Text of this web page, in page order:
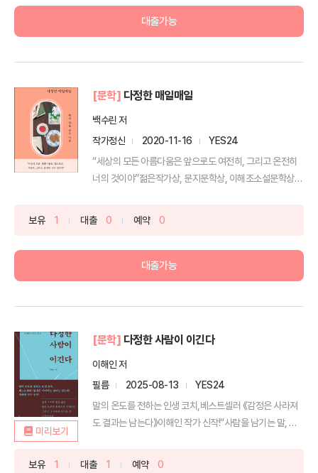
대출가능
[문학] 다정한 매일매일
백수린 저
작가정신
2020-11-16
YES24
“세상의 모든 아름다움은 앞으로도 여전히, 그리고 온전히
너의 것이야”젊은작가상, 문지문학상, 이해조소설문학상,
보유 1 대출 0 예약 0
대출가능
미리보기
[문학] 다정한 사람이 이긴다
이해인 저
필름
2025-08-13
YES24
말의 온도를 전하는 인생 코치,베스트셀러 《감정은 사라져
도 결과는 남는다》이해인 작가 신작!“사람을 남기는 말, 관
보유 1 대출 1 예약 0